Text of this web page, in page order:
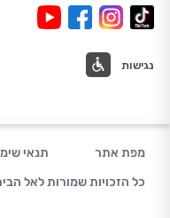
נגישות
מפת אתר תנאי
כל הזכויות שמורות לאל